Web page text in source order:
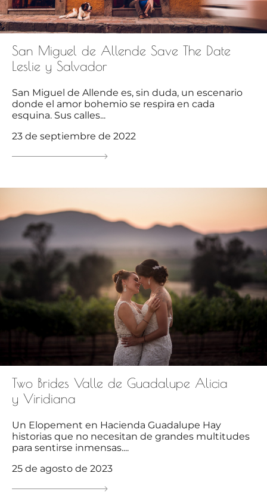
San Miguel de Allende Save The Date
Leslie y Salvador
San Miguel de Allende es, sin duda, un escenario
donde el amor bohemio se respira en cada
esquina. Sus calles...
23 de septiembre de 2022
Two Brides Valle de Guadalupe Alicia
y Viridiana
Un Elopement en Hacienda Guadalupe Hay
historias que no necesitan de grandes multitudes
para sentirse inmensas....
25 de agosto de 2023